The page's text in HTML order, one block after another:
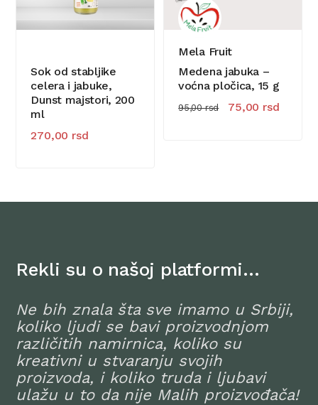
Sok od stabljike
celera i jabuke,
Dunst majstori, 200
ml
270,00 rsd
Mela Fruit
Medena jabuka –
voćna pločica, 15 g
95,00rsd Originalna cena
75,00 rsd
Rekli su o našoj platformi…
Ne bih znala šta sve imamo u Srbiji,
koliko ljudi se bavi proizvodnjom
različitih namirnica, koliko su
kreativni u stvaranju svojih
proizvoda, i koliko truda i ljubavi
ulažu u to da nije Malih proizvođača!